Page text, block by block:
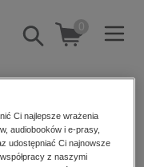
Pokaż/schowaj
wyszukiwarkę
0
Ci najlepsze wrażenia
audiobooków i e-prasy,
udostępniać Ci najnowsze
z naszymi